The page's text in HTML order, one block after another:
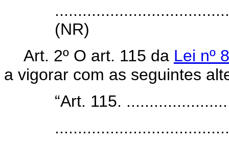
(NR)
Art. 2º O art. 115 da Lei nº
a vigorar com as seguintes
“Art. 115.